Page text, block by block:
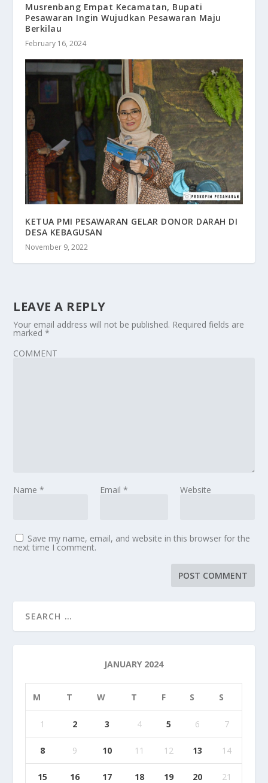
Musrenbang Empat Kecamatan, Bupati
Pesawaran Ingin Wujudkan Pesawaran Maju
Berkilau
February 16, 2024
KETUA PMI PESAWARAN GELAR DONOR DARAH DI
DESA KEBAGUSAN
November 9, 2022
LEAVE A REPLY
Your email address will not be published. Required fields are
marked*
COMMENT
Name* Email * Website
Save my name, email, and website in this browser for the
next time I comment.
JANUARY 2024
M T W T F S S
1 2 3 4 5 6 7
8 9 10 11 12 13 14
15 16 17 18 19 20 21